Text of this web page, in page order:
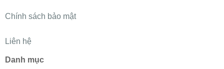
Chính sách bảo mật
Liên hệ
Danh mục